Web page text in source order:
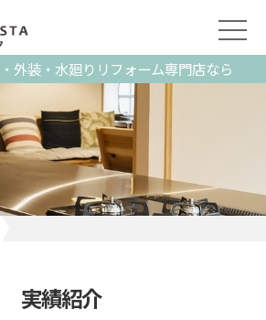
外装・水廻りリフォーム専門店なら
実績紹介